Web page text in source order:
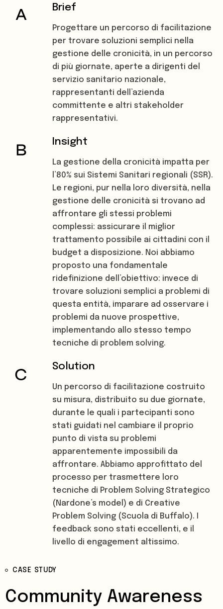
Brief
Progettare un percorso di facilitazione
per trovare soluzioni semplici nella
gestione delle cronicità, in un percorso
di più giornate, aperte a dirigenti del
servizio sanitario nazionale,
rappresentanti dell’azienda
committente e altri stakeholder
rappresentativi.
Insight
La gestione della cronicità impatta per
l’80% sui Sistemi Sanitari regionali (SSR).
Le regioni, pur nella loro diversità, nella
gestione delle cronicità si trovano ad
affrontare gli stessi problemi
complessi: assicurare il miglior
trattamento possibile ai cittadini con il
budget a disposizione. Noi abbiamo
proposto una fondamentale
ridefinizione dell’obiettivo: invece di
trovare soluzioni semplici a problemi di
questa entità, imparare ad osservare i
problemi da nuove prospettive,
implementando allo stesso tempo
tecniche di problem solving.
Solution
Un percorso di facilitazione costruito
su misura, distribuito su due giornate,
durante le quali i partecipanti sono
stati guidati nel cambiare il proprio
punto di vista su problemi
apparentemente impossibili da
affrontare. Abbiamo approfittato del
processo per trasmettere loro
tecniche di Problem Solving Strategico
(Nardone’s model) e di Creative
Problem Solving (Scuola di Buffalo). I
feedback sono stati eccellenti, e il
livello di engagement altissimo.
CASE STUDY
Community Awareness